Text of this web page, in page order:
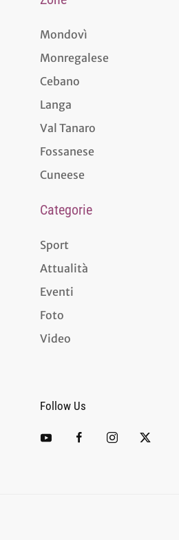
Mondovì
Monregalese
Cebano
Langa
Val Tanaro
Fossanese
Cuneese
Categorie
Sport
Attualità
Eventi
Foto
Video
Follow Us